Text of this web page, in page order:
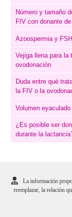
Número y tamaño
FIV con donante
Azoospermia y
Vejiga llena para la
ovodonación
Duda entre qué
la FIV o la
Volumen eyaculado
¿Es posible ser
durante la
La información
reemplazar, la relación